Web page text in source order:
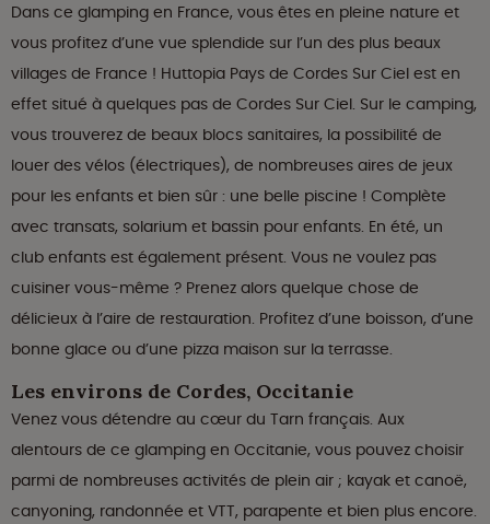
Dans ce glamping en France, vous êtes en pleine nature et
vous profitez d’une vue splendide sur l’un des plus beaux
villages de France ! Huttopia Pays de Cordes Sur Ciel est en
effet situé à quelques pas de Cordes Sur Ciel. Sur le camping,
vous trouverez de beaux blocs sanitaires, la possibilité de
louer des vélos (électriques), de nombreuses aires de jeux
pour les enfants et bien sûr : une belle piscine ! Complète
avec transats, solarium et bassin pour enfants. En été, un
club enfants est également présent. Vous ne voulez pas
cuisiner vous-même ? Prenez alors quelque chose de
délicieux à l’aire de restauration. Profitez d’une boisson, d’une
bonne glace ou d’une pizza maison sur la terrasse.
Les environs de Cordes, Occitanie
Venez vous détendre au cœur du Tarn français. Aux
alentours de ce glamping en Occitanie, vous pouvez choisir
parmi de nombreuses activités de plein air ; kayak et canoë,
canyoning, randonnée et VTT, parapente et bien plus encore.